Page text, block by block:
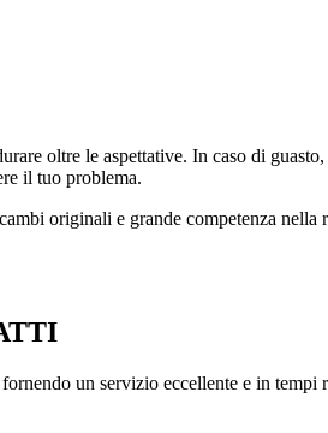
oltre le aspettative. In caso di
il tuo problema.
originali e grande competenza nella
un servizio eccellente e in